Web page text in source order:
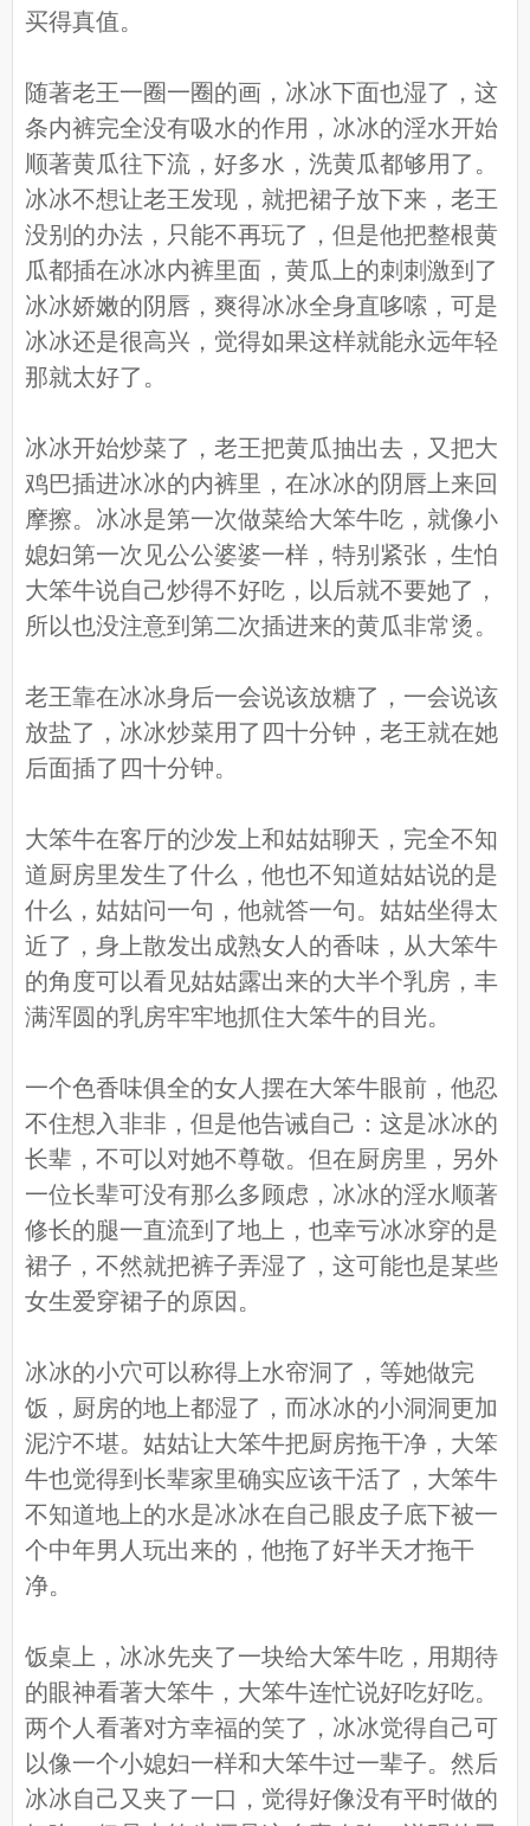
买得真值。
随著老王一圈一圈的画，冰冰下面也湿了，这
条内裤完全没有吸水的作用，冰冰的淫水开始
顺著黄瓜往下流，好多水，洗黄瓜都够用了。
冰冰不想让老王发现，就把裙子放下来，老王
没别的办法，只能不再玩了，但是他把整根黄
瓜都插在冰冰内裤里面，黄瓜上的刺刺激到了
冰冰娇嫩的阴唇，爽得冰冰全身直哆嗦，可是
冰冰还是很高兴，觉得如果这样就能永远年轻
那就太好了。
冰冰开始炒菜了，老王把黄瓜抽出去，又把大
鸡巴插进冰冰的内裤里，在冰冰的阴唇上来回
摩擦。冰冰是第一次做菜给大笨牛吃，就像小
媳妇第一次见公公婆婆一样，特别紧张，生怕
大笨牛说自己炒得不好吃，以后就不要她了，
所以也没注意到第二次插进来的黄瓜非常烫。
老王靠在冰冰身后一会说该放糖了，一会说该
放盐了，冰冰炒菜用了四十分钟，老王就在她
后面插了四十分钟。
大笨牛在客厅的沙发上和姑姑聊天，完全不知
道厨房里发生了什么，他也不知道姑姑说的是
什么，姑姑问一句，他就答一句。姑姑坐得太
近了，身上散发出成熟女人的香味，从大笨牛
的角度可以看见姑姑露出来的大半个乳房，丰
满浑圆的乳房牢牢地抓住大笨牛的目光。
一个色香味俱全的女人摆在大笨牛眼前，他忍
不住想入非非，但是他告诫自己：这是冰冰的
长辈，不可以对她不尊敬。但在厨房里，另外
一位长辈可没有那么多顾虑，冰冰的淫水顺著
修长的腿一直流到了地上，也幸亏冰冰穿的是
裙子，不然就把裤子弄湿了，这可能也是某些
女生爱穿裙子的原因。
冰冰的小穴可以称得上水帘洞了，等她做完
饭，厨房的地上都湿了，而冰冰的小洞洞更加
泥泞不堪。姑姑让大笨牛把厨房拖干净，大笨
牛也觉得到长辈家里确实应该干活了，大笨牛
不知道地上的水是冰冰在自己眼皮子底下被一
个中年男人玩出来的，他拖了好半天才拖干
净。
饭桌上，冰冰先夹了一块给大笨牛吃，用期待
的眼神看著大笨牛，大笨牛连忙说好吃好吃。
两个人看著对方幸福的笑了，冰冰觉得自己可
以像一个小媳妇一样和大笨牛过一辈子。然后
冰冰自己又夹了一口，觉得好像没有平时做的